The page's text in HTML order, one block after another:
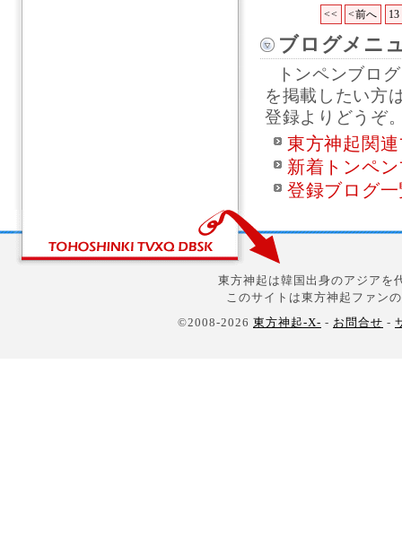
<< <前へ 13
ブログメニ
トンペンブロ
を掲載したい方
登録よりどうぞ
東方神起関
新着トンペ
登録ブログ
東方神起は韓国出身のアジアを
このサイトは東方神起ファン
©2008-2026 東方神起-X- - お問合せ -